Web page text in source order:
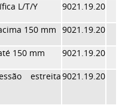
L/T/Y 9021.19.20
150 mm 9021.19.20
150 mm 9021.19.20
estreita9021.19.20